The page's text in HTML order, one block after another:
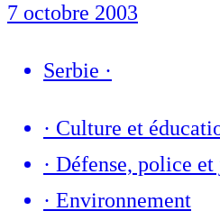
7 octobre 2003
Serbie ·
· Culture et
· Défense, police et
· Environnement